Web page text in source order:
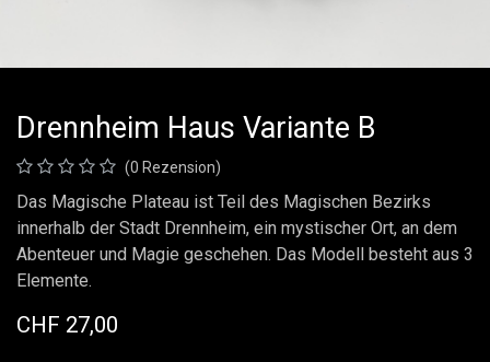
Drennheim Haus Variante B
(0 Rezension)
Das Magische Plateau ist Teil des Magischen Bezirks
innerhalb der Stadt Drennheim, ein mystischer Ort, an dem
Abenteuer und Magie geschehen. Das Modell besteht aus 3
Elemente.
CHF 27,00